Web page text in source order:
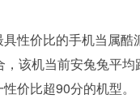
性价比的手机当属
该机当前安兔兔平
价比超90分的机型。